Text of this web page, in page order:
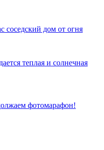
соседский дом от огня
теплая и солнечная
фотомарафон!